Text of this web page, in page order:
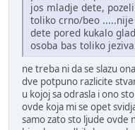
jos mladje dete,
toliko crno/beo
dete pored kukalo
osoba bas toliko
ne treba ni da se slazu
dve potpuno razlicite
u kojoj sa odrasla i ono
ovde koja mi se opet
samo zato sto ljude ovde